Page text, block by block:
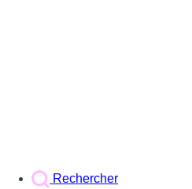
Rechercher